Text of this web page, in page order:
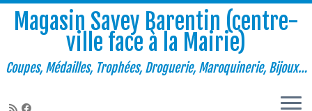
Magasin Savey Barentin (centre-
ville face à la Mairie)
Coupes, Médailles, Trophées, Droguerie, Maroquinerie, Bijoux…